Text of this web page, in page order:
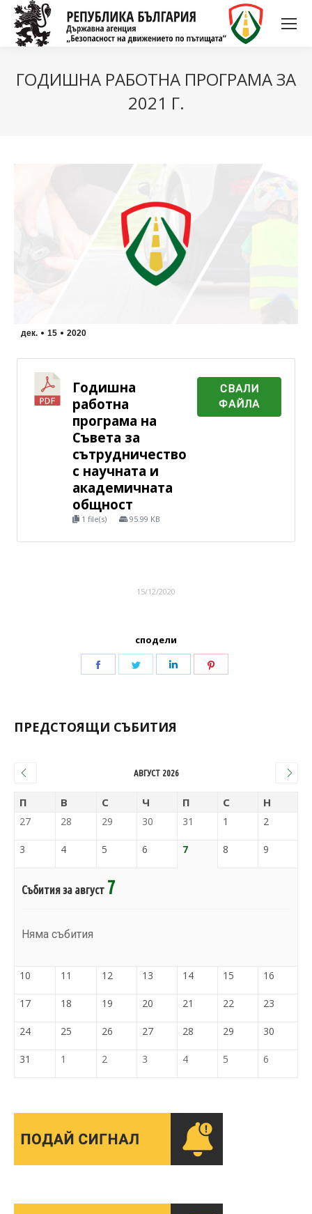
ГОДИШНА РАБОТНА ПРОГРАМА ЗА
2021 Г.
дек. 15 2020
Годишна
работна
програма на
Съвета за
сътрудничество
с научната и
академичната
общност
1 file(s) 95.99 KB
СВАЛИ
ФАЙЛА
15/12/2020
сподели
ПРЕДСТОЯЩИ СЪБИТИЯ
АВГУСТ 2026
П В С Ч П С Н
27 28 29 30 31 1 2
3 4 5 6 7 8 9
Събития за август 7
Няма събития
10 11 12 13 14 15 16
17 18 19 20 21 22 23
24 25 26 27 28 29 30
31 1 2 3 4 5 6